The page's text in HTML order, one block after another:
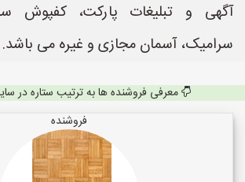
آگهی و تبلیغات پارکت، کفپوش
سرامیک، آسمان مجازی و غیره می باشد.
معرفی فروشنده ها به ترتیب ستاره در
فروشنده